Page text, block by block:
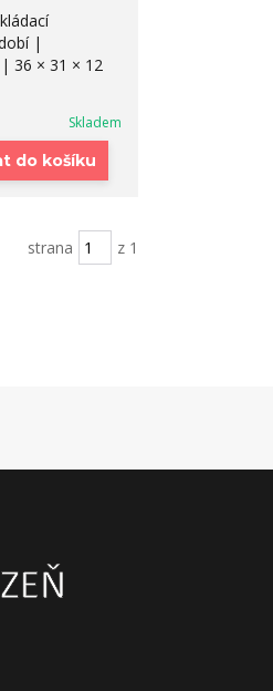
|
36 × 31 × 12
Skladem
do košíku
strana z 1